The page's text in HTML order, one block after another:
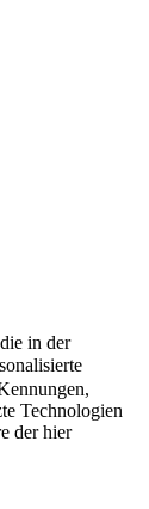
in der
Technologien
der hier